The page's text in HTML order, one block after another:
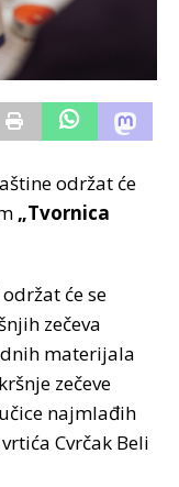
održat će
„Tvornica
održat će se
zečeva
materijala
zečeve
najmlađih
Cvrčak Beli